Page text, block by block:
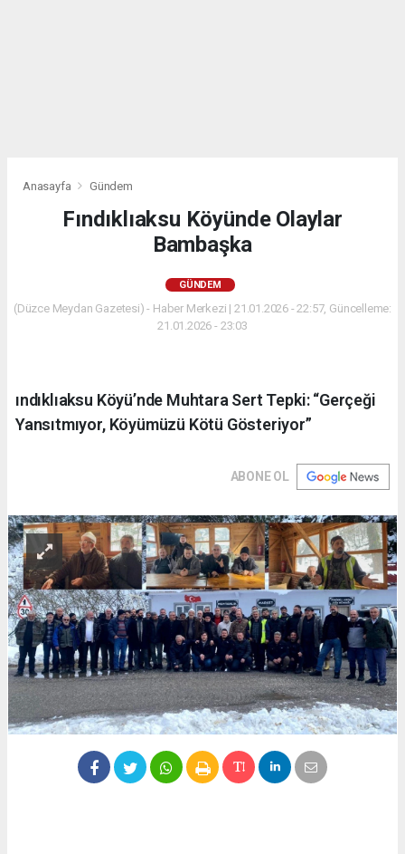
Anasayfa Gündem
Fındıklıaksu Köyünde Olaylar
Bambaşka
GÜNDEM
(Düzce Meydan Gazetesi) - Haber Merkezi | 21.01.2026 - 22:57, Güncelleme:
21.01.2026 - 23:03
ındıklıaksu Köyü’nde Muhtara Sert Tepki: “Gerçeği
Yansıtmıyor, Köyümüzü Kötü Gösteriyor”
ABONE OL